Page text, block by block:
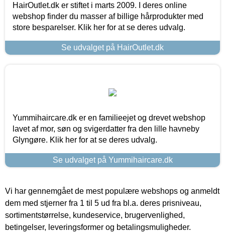
HairOutlet.dk er stiftet i marts 2009. I deres online
webshop finder du masser af billige hårprodukter med
store besparelser. Klik her for at se deres udvalg.
Se udvalget på HairOutlet.dk
Yummihaircare.dk er en familieejet og drevet webshop
lavet af mor, søn og svigerdatter fra den lille havneby
Glyngøre. Klik her for at se deres udvalg.
Se udvalget på Yummihaircare.dk
Vi har gennemgået de mest populære webshops og anmeldt
dem med stjerner fra 1 til 5 ud fra bl.a. deres prisniveau,
sortimentstørrelse, kundeservice, brugervenlighed,
betingelser, leveringsformer og betalingsmuligheder.